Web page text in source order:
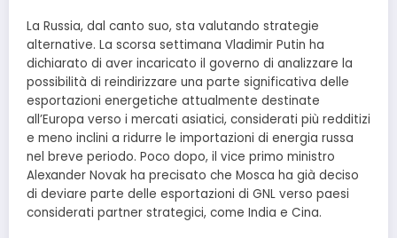
La Russia, dal canto suo, sta valutando strategie
alternative. La scorsa settimana Vladimir Putin ha
dichiarato di aver incaricato il governo di analizzare la
possibilità di reindirizzare una parte significativa delle
esportazioni energetiche attualmente destinate
all’Europa verso i mercati asiatici, considerati più redditizi
e meno inclini a ridurre le importazioni di energia russa
nel breve periodo. Poco dopo, il vice primo ministro
Alexander Novak ha precisato che Mosca ha già deciso
di deviare parte delle esportazioni di GNL verso paesi
considerati partner strategici, come India e Cina.